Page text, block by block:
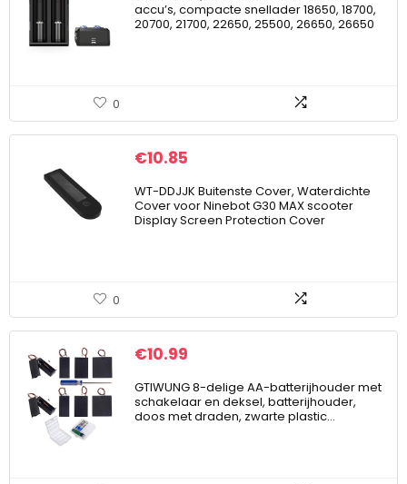
accu’s, compacte snellader 18650, 18700,
20700, 21700, 22650, 25500, 26650, 26650
0
€10.85
WT-DDJJK Buitenste Cover, Waterdichte
Cover voor Ninebot G30 MAX scooter
Display Screen Protection Cover
0
€10.99
GTIWUNG 8-delige AA-batterijhouder met
schakelaar en deksel, batterijhouder,
doos met draden, zwarte plastic…